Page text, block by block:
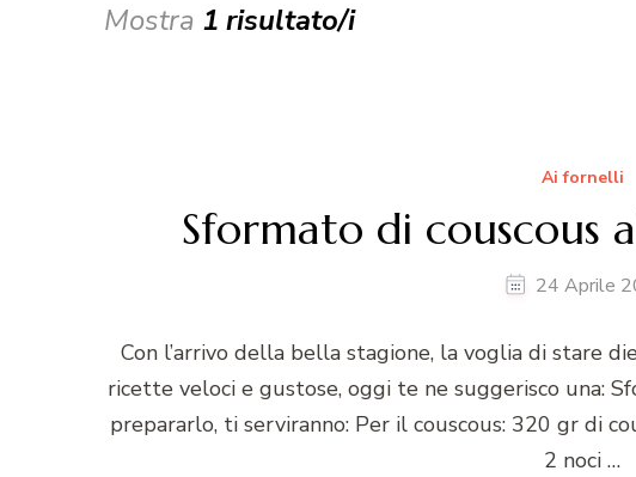
Mostra 1 risultato/i
Ai fornelli
Sformato di couscous
24 Aprile
Con l’arrivo della bella stagione, la voglia di stare
ricette veloci e gustose, oggi te ne suggerisco una:
prepararlo, ti serviranno: Per il couscous: 320 gr di
2 noci …